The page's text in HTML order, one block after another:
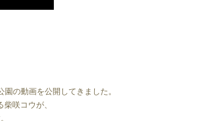
の動画を公開してきました。
咲コウが、